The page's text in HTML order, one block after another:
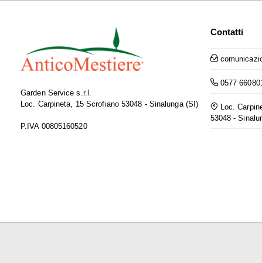
Garden Service s.r.l.
Loc. Carpineta, 15 Scrofiano 53048 - Sinalunga (SI)
P.IVA 00805160520
Contatti
0577
Loc.
53048 -